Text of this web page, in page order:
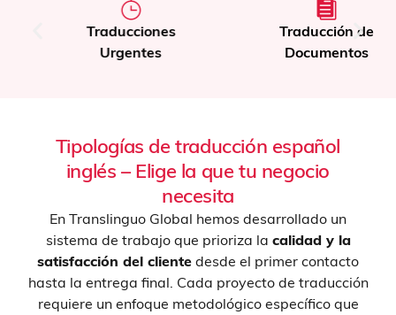
Traducciones
Urgentes
Traducción de
Documentos
Tipologías de traducción español
inglés – Elige la que tu negocio
necesita
En Translinguo Global hemos desarrollado un
sistema de trabajo que prioriza la calidad y la
satisfacción del cliente desde el primer contacto
hasta la entrega final. Cada proyecto de traducción
requiere un enfoque metodológico específico que